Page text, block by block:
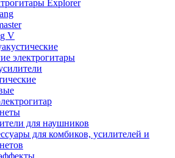
Explorer
V
электрогитары
для наушников
для комбиков, усилителей и